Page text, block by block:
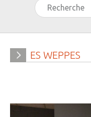
ACCUEIL
» Le conseil
Rechercher
ES WEPPES